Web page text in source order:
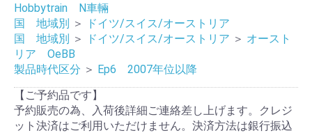
Hobbytrain N車輛
国 地域別 ＞
ドイツ/スイス/オーストリア
国 地域別 ＞ ドイツ/スイス/オーストリア ＞ オースト
リア OeBB
製品時代区分 ＞ Ep6 2007年位以降
【ご予約品です】
予約販売の為、入荷後詳細ご連絡差し上げます。クレジ
ット決済はご利用いただけません。決済方法は銀行振込